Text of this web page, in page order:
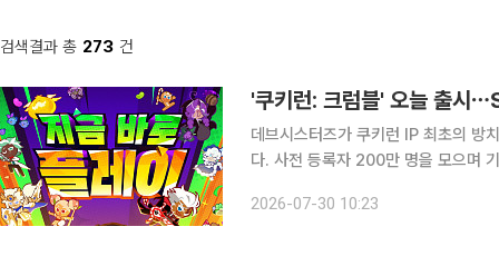
검색결과 총 273 건
'쿠키런: 크럼블' 오늘 출시
데브시스터즈가 쿠키런 IP 최초의 방
다. 사전 등록자 200만 명을 모으며
로 받을 수 있다. 또 30일 출석 이벤트
2026-07-30 10:23